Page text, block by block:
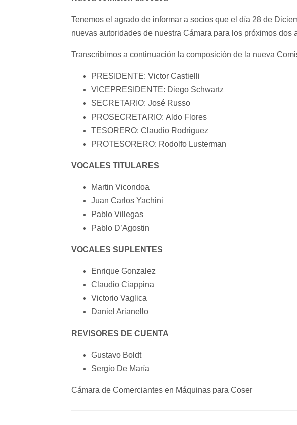
Tenemos el agrado de informar a socios que el día 28 de
nuevas autoridades de nuestra Cámara para los próximos dos
Transcribimos a continuación la composición de la nueva
PRESIDENTE: Victor Castielli
VICEPRESIDENTE: Diego Schwartz
SECRETARIO: José Russo
PROSECRETARIO: Aldo Flores
TESORERO: Claudio Rodriguez
PROTESORERO: Rodolfo Lusterman
VOCALES TITULARES
Martin Vicondoa
Juan Carlos Yachini
Pablo Villegas
Pablo D’Agostin
VOCALES SUPLENTES
Enrique Gonzalez
Claudio Ciappina
Victorio Vaglica
Daniel Arianello
REVISORES DE CUENTA
Gustavo Boldt
Sergio De María
Cámara de Comerciantes en Máquinas para Coser